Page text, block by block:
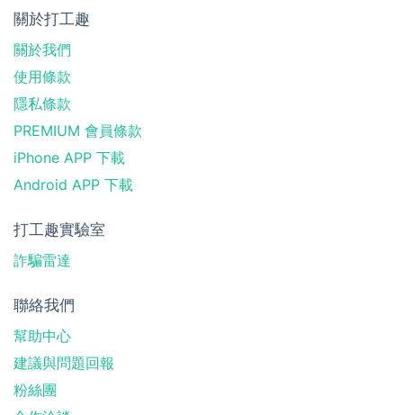
關於打工趣
關於我們
使用條款
隱私條款
PREMIUM 會員條款
iPhone APP 下載
Android APP 下載
打工趣實驗室
詐騙雷達
聯絡我們
幫助中心
建議與問題回報
粉絲團